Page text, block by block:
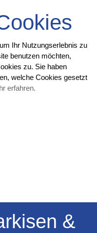
Ihr Nutzungserlebnis zu
benutzen möchten,
zu. Sie haben
welche Cookies gesetzt
erfahren.
&